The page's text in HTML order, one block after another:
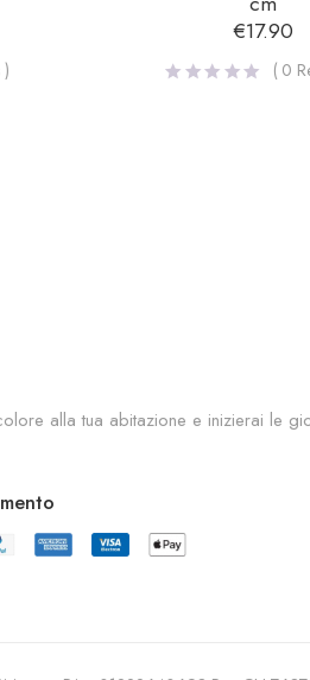
€17.90
( 0
alla tua abitazione e inizierai le